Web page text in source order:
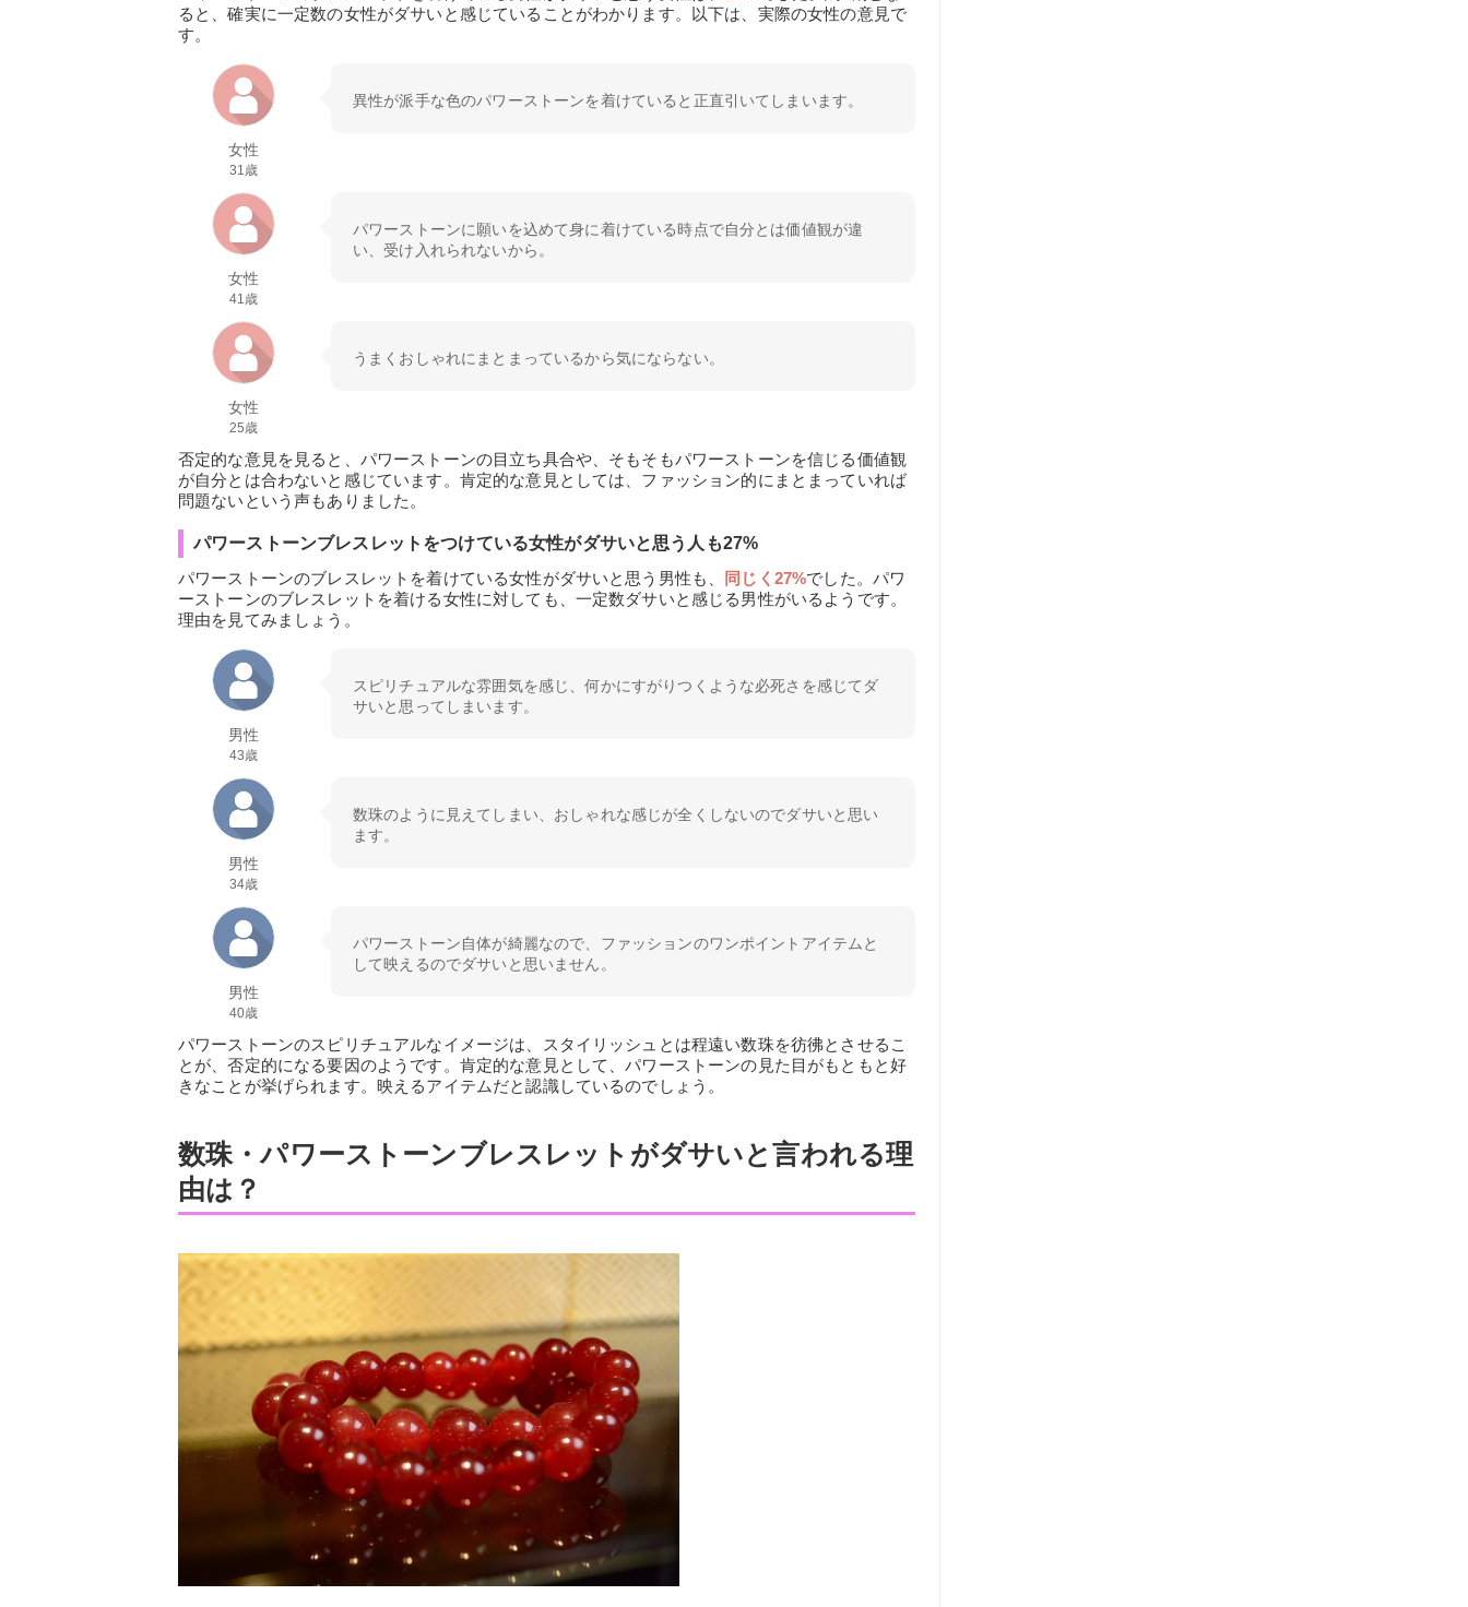
ると、確実に一定数の女性がダサいと感じていることがわかります。以下は、実際の女性の意見で
す。
女性
31歳
異性が派手な色のパワーストーンを着けていると正直引いてしまいます。
女性
41歳
パワーストーンに願いを込めて身に着けている時点で自分とは価値観が違
い、受け入れられないから。
女性
25歳
うまくおしゃれにまとまっているから気にならない。
否定的な意見を見ると、パワーストーンの目立ち具合や、そもそもパワーストーンを信じる価値観
が自分とは合わないと感じています。肯定的な意見としては、ファッション的にまとまっていれば
問題ないという声もありました。
パワーストーンブレスレットをつけている女性がダサいと思う人も27%
パワーストーンのブレスレットを着けている女性がダサいと思う男性も、
同じく27%でした。パワ
ーストーンのブレスレットを着ける女性に対しても、一定数ダサいと感じる男性がいるようです。
理由を見てみましょう。
男性
43歳
スピリチュアルな雰囲気を感じ、何かにすがりつくような必死さを感じてダ
サいと思ってしまいます。
男性
34歳
数珠のように見えてしまい、おしゃれな感じが全くしないのでダサいと思い
ます。
男性
40歳
パワーストーン自体が綺麗なので、ファッションのワンポイントアイテムと
して映えるのでダサいと思いません。
パワーストーンのスピリチュアルなイメージは、スタイリッシュとは程遠い数珠を彷彿とさせるこ
とが、否定的になる要因のようです。肯定的な意見として、パワーストーンの見た目がもともと好
きなことが挙げられます。映えるアイテムだと認識しているのでしょう。
数珠・パワーストーンブレスレットがダサいと言われる理
由は？